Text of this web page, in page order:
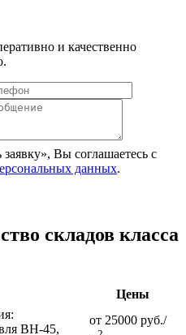
и качественно
Вы соглашаетесь с
данных.
складов класса
Цены
ВН-45,
от 25000 руб./